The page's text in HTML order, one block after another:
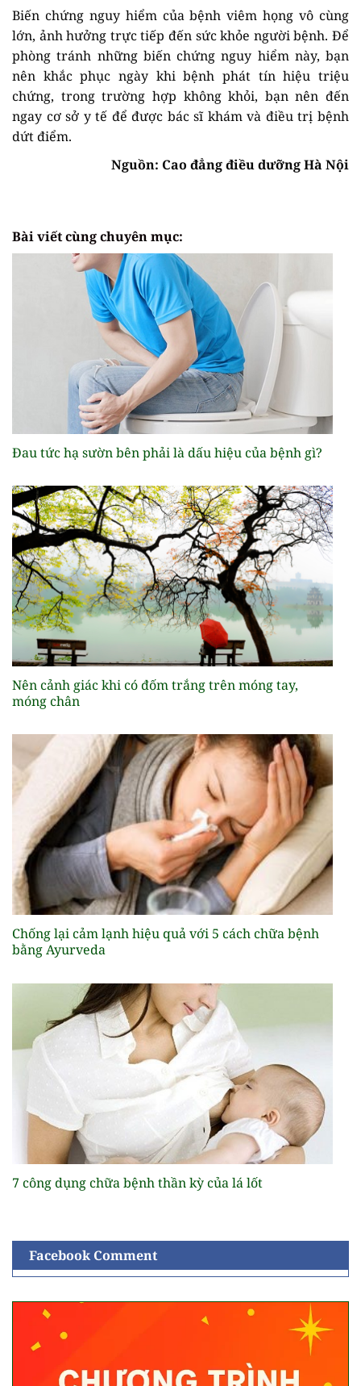
Biến chứng nguy hiểm của bệnh viêm họng vô cùng
lớn, ảnh hưởng trực tiếp đến sức khỏe người bệnh. Để
phòng tránh những biến chứng nguy hiểm này, bạn
nên khắc phục ngày khi bệnh phát tín hiệu triệu
chứng, trong trường hợp không khỏi, bạn nên đến
ngay cơ sở y tế để được bác sĩ khám và điều trị bệnh
dứt điểm.
Nguồn: Cao đẳng điều dưỡng Hà Nội
Bài viết cùng chuyên mục:
Đau tức hạ sườn bên phải là dấu hiệu của bệnh gì?
Nên cảnh giác khi có đốm trắng trên móng tay,
móng chân
Chống lại cảm lạnh hiệu quả với 5 cách chữa bệnh
bằng Ayurveda
7 công dụng chữa bệnh thần kỳ của lá lốt
Facebook Comment